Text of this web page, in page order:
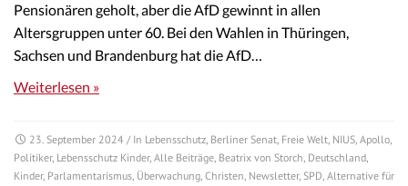
Pensionären geholt, aber die AfD gewinnt in allen
Altersgruppen unter 60. Bei den Wahlen in Thüringen,
Sachsen und Brandenburg hat die AfD…
Weiterlesen »
23. September 2024 / In Lebensschutz, Berliner Senat, Freie Welt, NIUS, Apollo,
Politiker, Lebensschutz Kinder, Alle Beiträge, Beatrix von Storch, Deutschland,
Kinder, Parlamentarismus, Überwachung, Christen, Newsletter, SPD, Alternative für